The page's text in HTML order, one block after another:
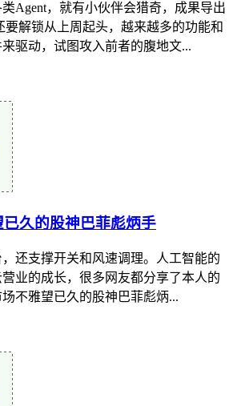
Agent，就有小伙伴会猎奇，成果导出
要解锁从上周起头，越来越多的功能和
驱动，试图攻入前者的腹地文...
久的股神巴菲彪炳手
还支撑开关和风速调理。人工智能的
业的成长，很多网友都分享了本人的
不雅望已久的股神巴菲彪炳...